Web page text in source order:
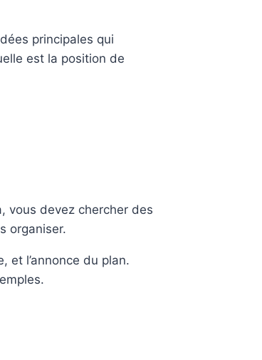
principales qui
est la position de
vous devez chercher des
organiser.
et l’annonce du plan.